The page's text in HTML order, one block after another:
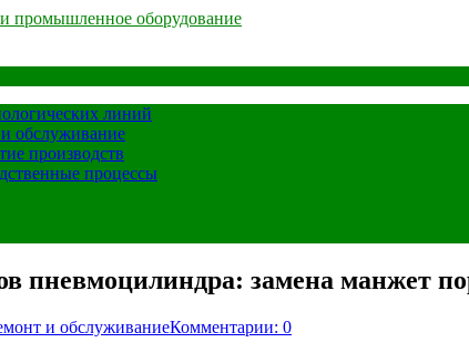
промышленное оборудование
линий
обслуживание
производств
процессы
пневмоцилиндра: замена манжет
и обслуживаниеКомментарии: 0